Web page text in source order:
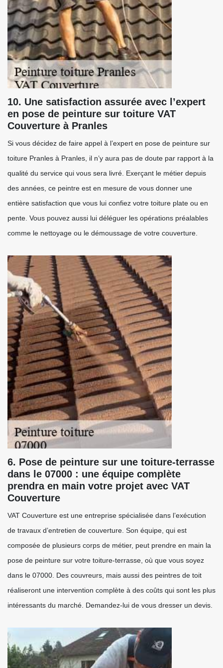
10. Une satisfaction assurée avec l’expert
en pose de peinture sur toiture VAT
Couverture à Pranles
Si vous décidez de faire appel à l’expert en pose de peinture sur
toiture Pranles à Pranles, il n’y aura pas de doute par rapport à la
qualité du service qui vous sera livré. Exerçant le métier depuis
des années, ce peintre est en mesure de vous donner une
entière satisfaction que vous lui confiez votre toiture plate ou en
pente. Vous pouvez aussi lui déléguer les opérations préalables
comme le nettoyage ou le démoussage de votre couverture.
6. Pose de peinture sur une toiture-terrasse
dans le 07000 : une équipe complète
prendra en main votre projet avec VAT
Couverture
VAT Couverture est une entreprise spécialisée dans l’exécution
de travaux d’entretien de couverture. Son équipe, qui est
composée de plusieurs corps de métier, peut prendre en main la
pose de peinture sur votre toiture-terrasse, où que vous soyez
dans le 07000. Des couvreurs, mais aussi des peintres de toit
réaliseront une intervention complète à des coûts qui sont les plus
intéressants du marché. Demandez-lui de vous dresser un devis.